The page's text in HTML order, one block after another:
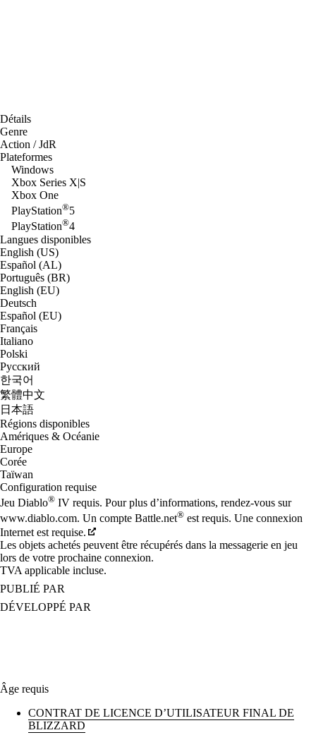
Détails
Genre
Action / JdR
Plateformes
Windows
Xbox Series X|S
Xbox One
PlayStation®5
PlayStation®4
Langues disponibles
English (US)
Español (AL)
Português (BR)
English (EU)
Deutsch
Español (EU)
Français
Italiano
Polski
Русский
한국어
繁體中文
日本語
Régions disponibles
Amériques & Océanie
Europe
Corée
Taïwan
Configuration requise
Jeu Diablo® IV requis. Pour plus d’informations, rendez-vous sur
www.diablo.com. Un compte Battle.net® est requis. Une connexion
Internet est requise.
Les objets achetés peuvent être récupérés dans la messagerie en jeu
lors de votre prochaine connexion.
TVA applicable incluse.
PUBLIÉ PAR
DÉVELOPPÉ PAR
Âge requis
CONTRAT DE LICENCE D’UTILISATEUR FINAL DE
BLIZZARD